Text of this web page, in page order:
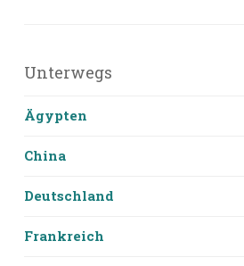
Unterwegs
Ägypten
China
Deutschland
Frankreich